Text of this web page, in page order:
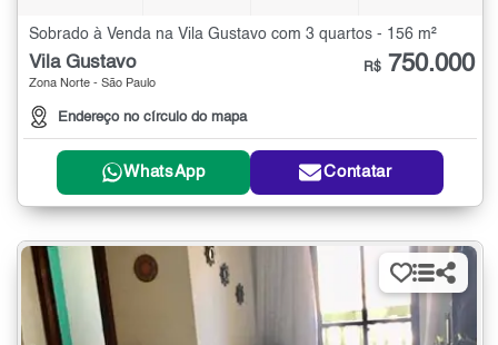
Sobrado à Venda na Vila Gustavo com 3 quartos - 156 m²
Vila Gustavo
Zona Norte - São Paulo
Endereço no círculo do mapa
R$ 750.000
WhatsApp Contatar